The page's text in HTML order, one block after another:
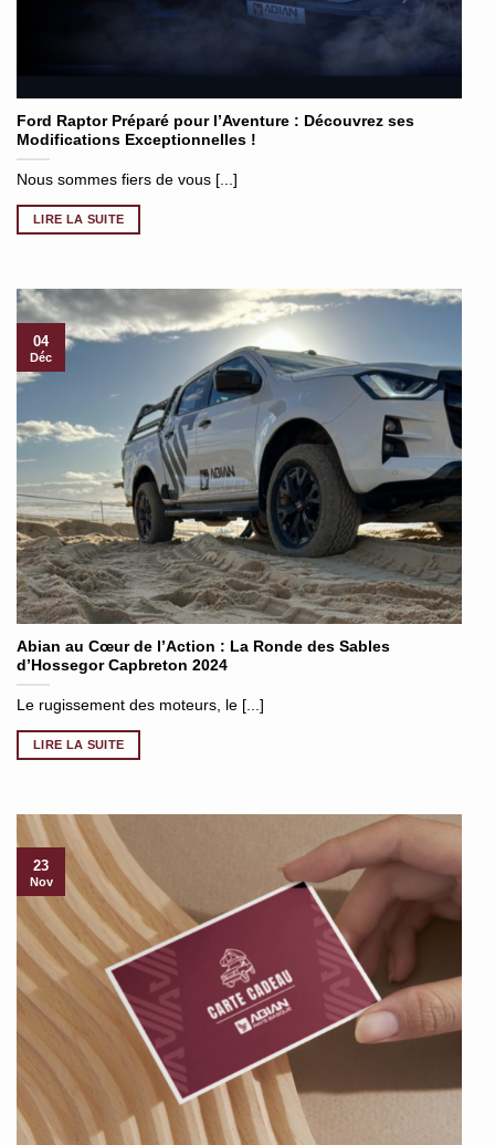
Ford Raptor Préparé pour l’Aventure : Découvrez ses
Modifications Exceptionnelles !
Nous sommes fiers de vous [...]
LIRE LA SUITE
Abian au Cœur de l’Action : La Ronde des Sables
d’Hossegor Capbreton 2024
Le rugissement des moteurs, le [...]
LIRE LA SUITE
04
Déc
23
Nov